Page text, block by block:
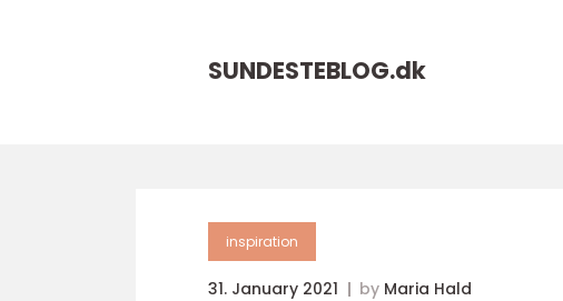
SUNDESTEBLOG.dk
inspiration
31. January 2021 by Maria Hald